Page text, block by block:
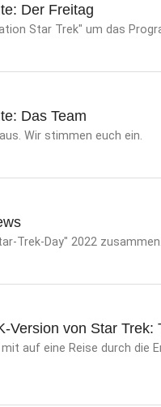
Der Freitag
Star Trek" um das
Das Team
Wir stimmen euch ein.
Trek-Day" 2022 zusammen.
Version von Star Trek:
auf eine Reise durch die